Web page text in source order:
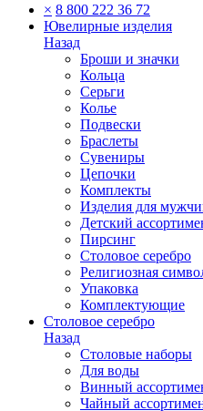
× 8 800 222 36 72
Ювелирные изделия
Назад
Броши и значки
Кольца
Серьги
Колье
Подвески
Браслеты
Сувениры
Цепочки
Комплекты
Изделия для
Детский
Пирсинг
Столовое серебро
Религиозная
Упаковка
Комплектующие
Столовое серебро
Назад
Столовые наборы
Для воды
Винный
Чайный